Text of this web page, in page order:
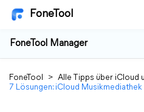
FoneTool
FoneTool Manager
FoneTool > Alle Tipps über iCloud
7 Lösungen: iCloud